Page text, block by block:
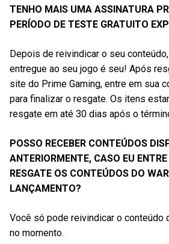
TENHO MAIS UMA ASSINATURA
PERÍODO DE TESTE GRATUITO
Depois de reivindicar o seu
entregue ao seu jogo é seu! Após
site do Prime Gaming, entre em sua
para finalizar o resgate. Os itens
resgate em até 30 dias após o
POSSO RECEBER CONTEÚDOS
ANTERIORMENTE, CASO EU
RESGATE OS CONTEÚDOS DO
LANÇAMENTO?
Você só pode reivindicar o conteúdo
no momento.